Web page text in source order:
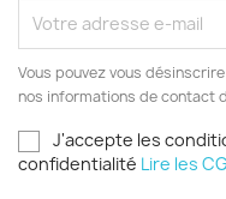
Vous pouvez vous
nos informations de contact
J'accepte les
confidentialité Lire les